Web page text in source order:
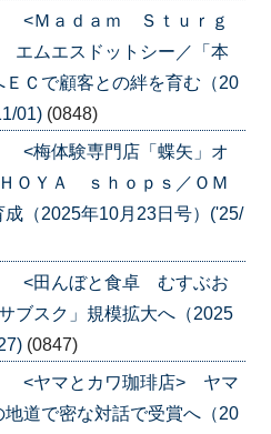
<Ｍａｄａｍ Ｓｔｕｒｇ
エムエスドットシー／「本
Ｃで顧客との絆を育む（20
01) (0848)
<梅体験専門店「蝶矢」オ
ＯＹＡ ｓｈｏｐｓ／ＯＭ
（2025年10月23日号）('25/
<田んぼと食卓 むすぶお
ブスク」規模拡大へ（2025
(0847)
<ヤマとカワ珈琲店> ヤマ
道で密な対話で受賞へ（20